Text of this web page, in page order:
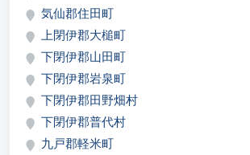
気仙郡住田町
上閉伊郡大槌町
下閉伊郡山田町
下閉伊郡岩泉町
下閉伊郡田野畑村
下閉伊郡普代村
九戸郡軽米町